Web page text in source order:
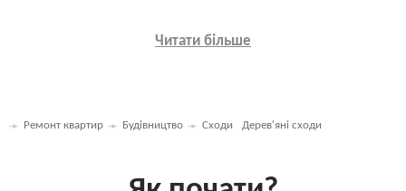
Читати більше
Ремонт квартир Будівництво Сходи Дерев'яні сходи